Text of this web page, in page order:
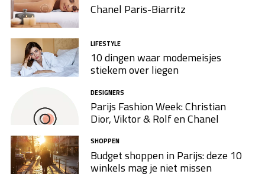
Chanel Paris-Biarritz
LIFESTYLE
10 dingen waar modemeisjes
stiekem over liegen
DESIGNERS
Parijs Fashion Week: Christian
Dior, Viktor & Rolf en Chanel
SHOPPEN
Budget shoppen in Parijs: deze 10
winkels mag je niet missen